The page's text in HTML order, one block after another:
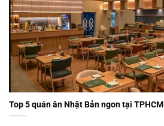
Top 5 quán ăn Nhật Bản ngon tại TPHCM